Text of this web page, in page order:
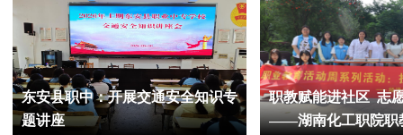
东安县职中：开展交通安全知识专
题讲座
职教赋能进社区 志
——湖南化工职院职